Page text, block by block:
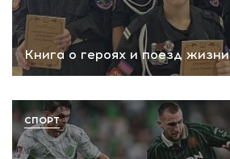
Книга о героях и поезд жизни
СПОРТ